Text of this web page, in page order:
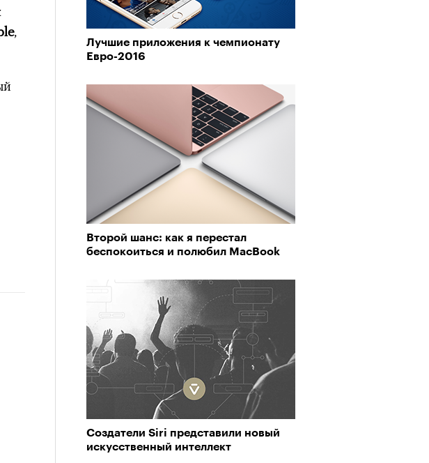
Лучшие приложения к чемпионату
Евро-2016
Второй шанс: как я перестал
беспокоиться и полюбил MacBook
Создатели Siri представили новый
искусственный интеллект
,